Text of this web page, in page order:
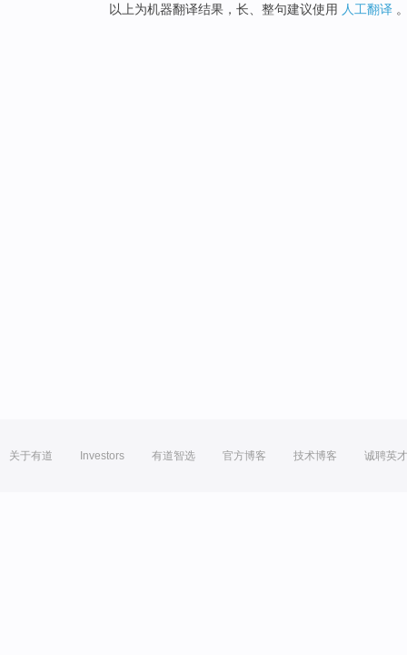
以上为机器翻译结果，长、整句建议使用 人工翻译
关于有道 Investors 有道智选 官方博客 技术博客 诚聘英才